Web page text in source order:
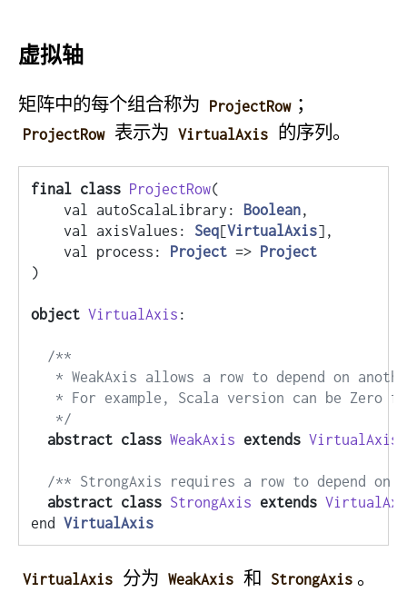
虚拟轴
矩阵中的每个组合称为
ProjectRow ；
ProjectRow 表示为 VirtualAxis 的序列。
final class ProjectRow(
    val autoScalaLibrary:
Boolean,
    val axisValues:
Seq[VirtualAxis],
    val process:
Project => Project
)
object VirtualAxis :
/**
* WeakAxis allows a row to depend on
* For example, Scala version can be Zero
   */
abstract class WeakAxis extends VirtualAxis
/** StrongAxis requires a row to depend on
abstract class StrongAxis extends
end VirtualAxis
VirtualAxis 分为 WeakAxis 和 StrongAxis 。